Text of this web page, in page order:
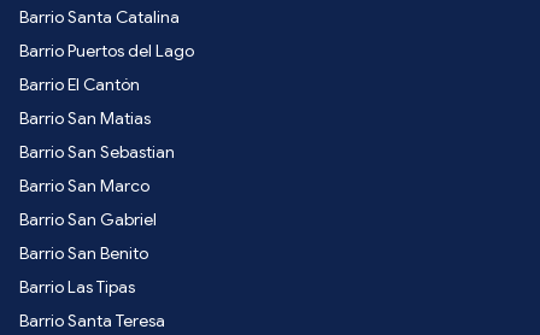
Barrio Santa Catalina
Barrio Puertos del Lago
Barrio El Cantón
Barrio San Matias
Barrio San Sebastian
Barrio San Marco
Barrio San Gabriel
Barrio San Benito
Barrio Las Tipas
Barrio Santa Teresa